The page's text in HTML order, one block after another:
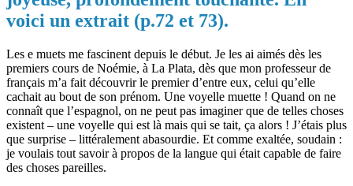
voici un extrait (p.72 et 73).
Les e muets me fascinent depuis le début. Je les ai aimés dès les
premiers cours de Noémie, à La Plata, dès que mon professeur de
français m’a fait découvrir le premier d’entre eux, celui qu’elle
cachait au bout de son prénom. Une voyelle muette ! Quand on ne
connaît que l’espagnol, on ne peut pas imaginer que de telles choses
existent – une voyelle qui est là mais qui se tait, ça alors ! J’étais plus
que surprise – littéralement abasourdie. Et comme exaltée, soudain :
je voulais tout savoir à propos de la langue qui était capable de faire
des choses pareilles.